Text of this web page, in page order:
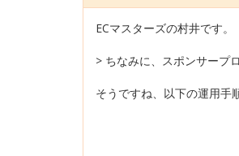
ECマスターズの村井です。
> ちなみに、スポンサープ
そうですね、以下の運用